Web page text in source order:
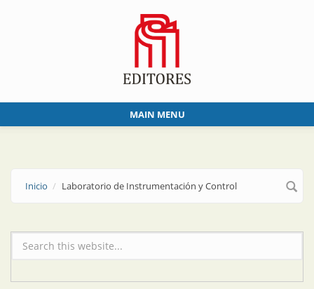
MAIN MENU
Inicio Laboratorio de Instrumentación y Control
Formulario de búsqueda